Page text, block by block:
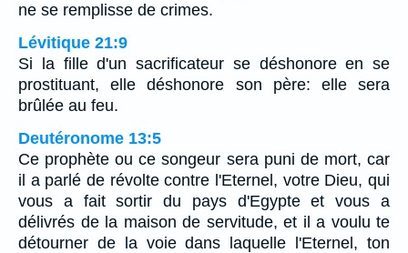
ne se remplisse de crimes.
Lévitique 21:9
Si la fille d'un sacrificateur se déshonore en se
prostituant, elle déshonore son père: elle sera
brûlée au feu.
Deutéronome 13:5
Ce prophète ou ce songeur sera puni de mort, car
il a parlé de révolte contre l'Eternel, votre Dieu, qui
vous a fait sortir du pays d'Egypte et vous a
délivrés de la maison de servitude, et il a voulu te
détourner de la voie dans laquelle l'Eternel, ton